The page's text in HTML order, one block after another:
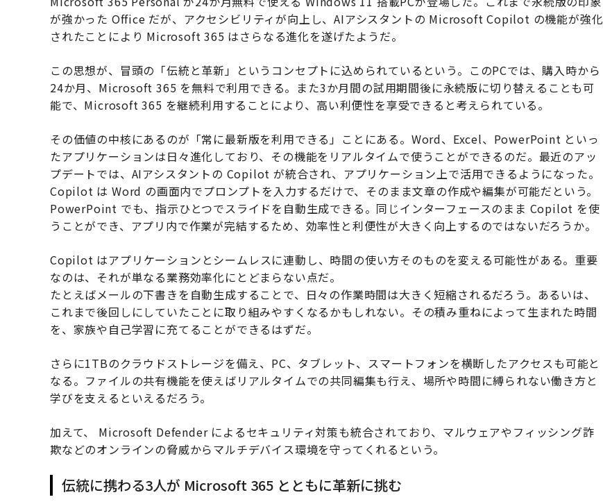
が強かった Office だが、アクセシビリティが向上し、AIアシスタントの Microsoft Copilot の機能が強化
されたことにより Microsoft 365 はさらなる進化を遂げたようだ。
この思想が、冒頭の「伝統と革新」というコンセプトに込められているという。このPCでは、購入時から
24か月、Microsoft 365 を無料で利用できる。また3か月間の試用期間後に永続版に切り替えることも可
能で、Microsoft 365 を継続利用することにより、高い利便性を享受できると考えられている。
その価値の中核にあるのが「常に最新版を利用できる」ことにある。Word、Excel、PowerPoint といっ
たアプリケーションは日々進化しており、その機能をリアルタイムで使うことができるのだ。最近のアッ
プデートでは、AIアシスタントの Copilot が統合され、アプリケーション上で活用できるようになった。
Copilot は Word の画面内でプロンプトを入力するだけで、そのまま文章の作成や編集が可能だという。
PowerPoint でも、指示ひとつでスライドを自動生成できる。同じインターフェースのまま Copilot を使
うことができ、アプリ内で作業が完結するため、効率性と利便性が大きく向上するのではないだろうか。
Copilot はアプリケーションとシームレスに連動し、時間の使い方そのものを変える可能性がある。重要
なのは、それが単なる業務効率化にとどまらない点だ。
たとえばメールの下書きを自動生成することで、日々の作業時間は大きく短縮されるだろう。あるいは、
これまで後回しにしていたことに取り組みやすくなるかもしれない。その積み重ねによって生まれた時間
を、家族や自己学習に充てることができるはずだ。
さらに1TBのクラウドストレージを備え、PC、タブレット、スマートフォンを横断したアクセスも可能と
なる。ファイルの共有機能を使えばリアルタイムでの共同編集も行え、場所や時間に縛られない働き方と
学びを支えるといえるだろう。
加えて、 Microsoft Defender によるセキュリティ対策も統合されており、マルウェアやフィッシング詐
欺などのオンラインの脅威からマルチデバイス環境を守ってくれるという。
伝統に携わる3人が Microsoft 365 とともに革新に挑む